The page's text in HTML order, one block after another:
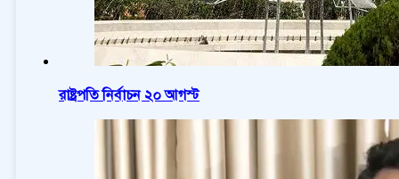
রাষ্ট্রপতি নির্বাচন ২০ আগস্ট